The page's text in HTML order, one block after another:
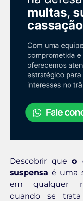
Descobrir queo
suspensa é uma
em qualquer
quando se